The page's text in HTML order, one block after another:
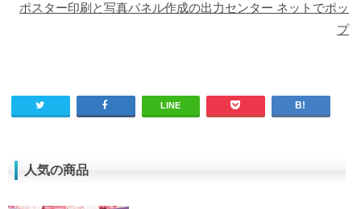
ポスター印刷と写真パネル作成の出力センター ネットでポッ
プ
LINE
人気の商品